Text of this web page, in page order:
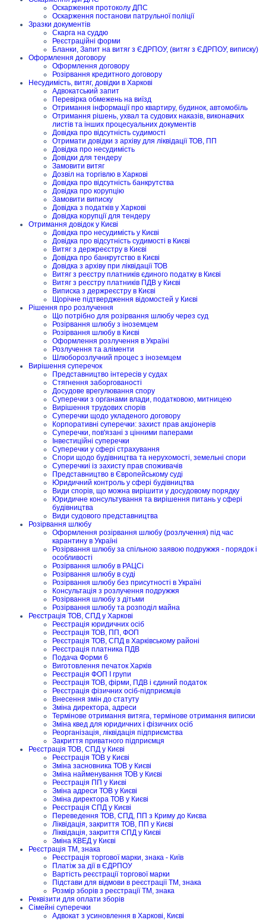
Оскарження протоколу ДПС
Оскарження постанови патрульної поліції
Зразки документів
Скарга на суддю
Реєстраційні форми
Бланки, Запит на витяг з ЄДРПОУ, (витяг з ЄДРПОУ, виписку)
Оформлення договору
Оформлення договору
Розірвання кредитного договору
Несудимість, витяг, довідки в Харкові
Адвокатський запит
Перевірка обмежень на виїзд
Отримання інформації про квартиру, будинок, автомобіль
Отримання рішень, ухвал та судових наказів, виконавчих
листів та інших процесуальних документів
Довідка про відсутність судимості
Отримати довідки з архіву для ліквідації ТОВ, ПП
Довідка про несудимість
Довідки для тендеру
Замовити витяг
Дозвіл на торгівлю в Харкові
Довідка про відсутність банкрутства
Довідка про корупцію
Замовити виписку
Довідка з податків у Харкові
Довідка корупції для тендеру
Отримання довідок у Києві
Довідка про несудимість у Києві
Довідка про відсутність судимості в Києві
Витяг з держреєстру в Києві
Довідка про банкрутство в Києві
Довідка з архіву при ліквідації ТОВ
Витяг з реєстру платників єдиного податку в Києві
Витяг з реєстру платників ПДВ у Києві
Виписка з держреєстру в Києві
Щорічне підтвердження відомостей у Києві
Рішення про розлучення
Що потрібно для розірвання шлюбу через суд
Розірвання шлюбу з іноземцем
Розірвання шлюбу в Києві
Оформлення розлучення в Україні
Розлучення та аліменти
Шлюборозлучний процес з іноземцем
Вирішення суперечок
Представництво інтересів у судах
Стягнення заборгованості
Досудове врегулювання спору
Суперечки з органами влади, податковою, митницею
Вирішення трудових спорів
Суперечки щодо укладеного договору
Корпоративні суперечки: захист прав акціонерів
Суперечки, пов'язані з цінними паперами
Інвестиційні суперечки
Суперечки у сфері страхування
Спори щодо будівництва та нерухомості, земельні спори
Суперечкиі із захисту прав споживачів
Представництво в Європейському суді
Юридичний контроль у сфері будівництва
Види спорів, що можна вирішити у досудовому порядку
Юридичне консультування та вирішення питань у сфері
будівництва
Види судового представництва
Розірвання шлюбу
Оформлення розірвання шлюбу (розлучення) під час
карантину в Україні
Розірвання шлюбу за спільною заявою подружжя - порядок і
особливості
Розірвання шлюбу в РАЦСі
Розірвання шлюбу в суді
Розірвання шлюбу без присутності в Україні
Консультація з розлучення подружжя
Розірвання шлюбу з дітьми
Розірвання шлюбу та розподіл майна
Реєстрація ТОВ, СПД у Харкові
Реєстрація юридичних осіб
Реєстрація ТОВ, ПП, ФОП
Реєстрація ТОВ, СПД в Харківському районі
Реєстрація платника ПДВ
Подача Форми 6
Виготовлення печаток Харків
Реєстрація ФОП I групи
Реєстрація ТОВ, фірми, ПДВ і єдиний податок
Реєстрація фізичних осіб-підприємців
Внесення змін до статуту
Зміна директора, адреси
Термінове отримання витяга, термінове отримання виписки
Зміна квед для юридичних і фізичних осіб
Реорганізація, ліквідація підприємства
Закриття приватного підприємця
Реєстрація ТОВ, СПД у Києві
Реєстрація ТОВ у Києві
Зміна засновника ТОВ у Києві
Зміна найменування ТОВ у Києві
Реєстрація ПП у Києві
Зміна адреси ТОВ у Києві
Зміна директора ТОВ у Києві
Реєстрація СПД у Києві
Переведення ТОВ, СПД, ПП з Криму до Києва
Ліквідація, закриття ТОВ, ПП у Києві
Ліквідація, закриття СПД у Києві
Зміна КВЕД у Києві
Реєстрація ТМ, знака
Реєстрація торгової марки, знака - Київ
Платіж за дії в ЄДРПОУ
Вартість реєстрації торгової марки
Підстави для відмови в реєстрації ТМ, знака
Розмір зборів з реєстрації ТМ, знака
Реквізити для оплати зборів
Сімейні суперечки
Адвокат з усиновлення в Харкові, Києві